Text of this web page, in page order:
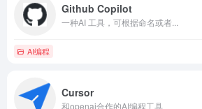
Github Copilot
一种AI 工具，可根据命名或者...
AI编程
Cursor
和openai合作的AI编程工具